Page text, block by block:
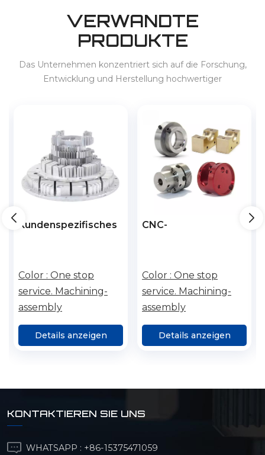
VERWANDTE
PRODUKTE
Das Unternehmen konzentriert sich auf die Forschung,
Entwicklung und Herstellung hochwertiger
usw. im In- und Ausland an.
Kundenspezifisches
bearbeitete
Aluminiumteile, CNC-
Drehmaschine, 3-
Serviceroboter, 5-
Achsen-Bearbeitung
Color : One stop
service. Machining-
assembly
Details anzeigen
CNC-
Drehen und Fräsen
Präzisionsbauteilen
Verbundwerkstoffen,
Roboterteile, CNC-
Color : One stop
service. Machining-
assembly
Details anzeigen
KONTAKTIEREN SIE UNS
WHATSAPP : +86-15375471059